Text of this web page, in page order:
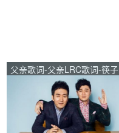
父亲歌词-父亲LRC歌词-筷子